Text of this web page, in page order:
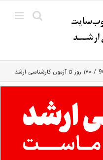
۱۷۰ روز تا آزمون کارشناسی ارشد